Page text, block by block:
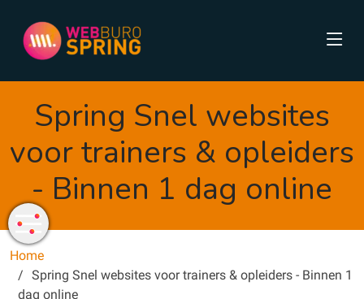
Spring Snel websites
voor trainers & opleiders
- Binnen 1 dag online
Home
Spring Snel websites voor trainers & opleiders - Binnen 1
dag online